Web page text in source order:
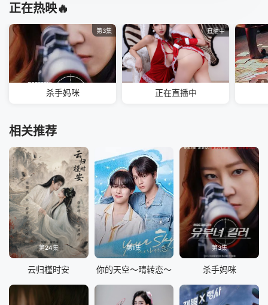
正在热映🔥
第3集
杀手妈咪
直播中
正在直播中
相关推荐
第24集
云归槿时安
第1集
你的天空～晴转恋～
第3集
杀手妈咪